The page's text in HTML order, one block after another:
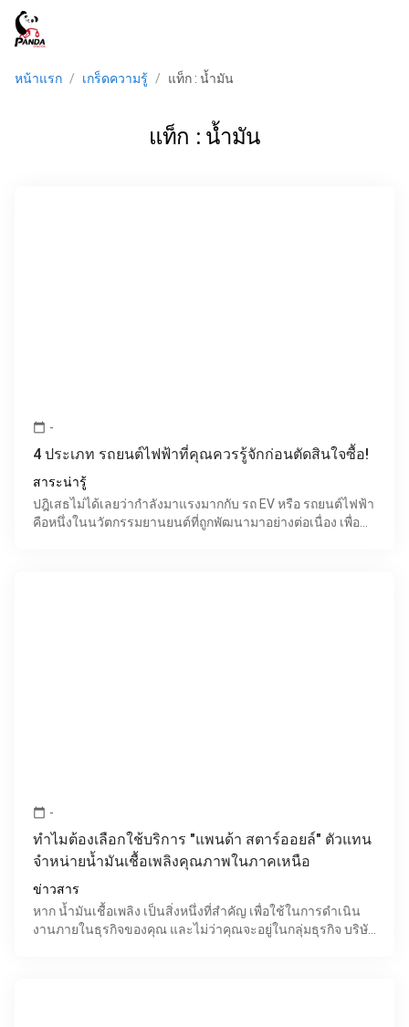
หน้าแรก / เกร็ดความรู้ / แท็ก : น้ำมัน
แท็ก : น้ำมัน
calendar_today -
4 ประเภท รถยนต์ไฟฟ้าที่คุณควรรู้จักก่อนตัดสินใจซื้อ!
สาระน่ารู้
ปฎิเสธไม่ได้เลยว่ากำลังมาแรงมากกับ รถ EV หรือ รถยนต์ไฟฟ้า
คือหนึ่งในนวัตกรรมยานยนต์ที่ถูกพัฒนามาอย่างต่อเนื่อง เพื่อ
calendar_today -
ทำไมต้องเลือกใช้บริการ "แพนด้า สตาร์ออยล์" ตัวแทน
จำหน่ายน้ำมันเชื้อเพลิงคุณภาพในภาคเหนือ
ข่าวสาร
หาก น้ำมันเชื้อเพลิง เป็นสิ่งหนึ่งที่สำคัญ เพื่อใช้ในการดำเนิน
งานภายในธุรกิจของคุณ และไม่ว่าคุณจะอยู่ในกลุ่มธุรกิจ บริษัท